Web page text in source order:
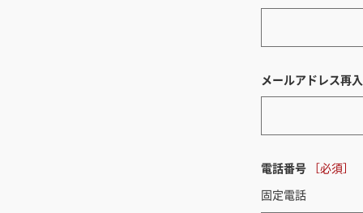
メールアドレス再
電話番号
固定電話